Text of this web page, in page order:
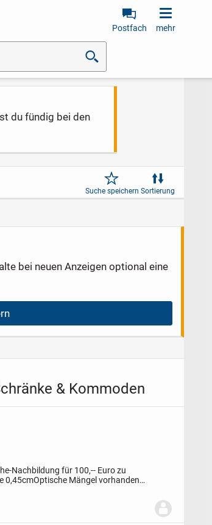
Postfach mehr
du fündig bei den
Suche speichern Sortierung
bei neuen Anzeigen optional eine
& Kommoden
Nachbildung für 100,-- Euro zu
0,45cmOptische Mängel vorhanden
Selbstabbauer (bitte...